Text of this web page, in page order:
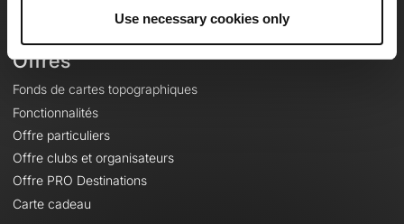
Use necessary cookies only
Offres
Fonds de cartes topographiques
Fonctionnalités
Offre particuliers
Offre clubs et organisateurs
Offre PRO Destinations
Carte cadeau